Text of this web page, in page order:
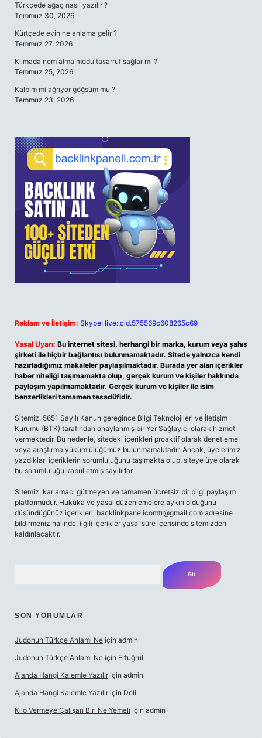
Türkçede ağaç nasıl yazılır ?
Temmuz 30, 2026
Kürtçede evin ne anlama gelir ?
Temmuz 27, 2026
Klimada nem alma modu tasarruf sağlar mı ?
Temmuz 25, 2026
Kalbim mi ağrıyor göğsüm mu ?
Temmuz 23, 2026
Reklam ve İletişim: Skype: live:.cid.575569c608265c69
Yasal Uyarı: Bu internet sitesi, herhangi bir marka, kurum veya şahıs
şirketi ile hiçbir bağlantısı bulunmamaktadır. Sitede yalnızca kendi
hazırladığımız makaleler paylaşılmaktadır. Burada yer alan içerikler
haber niteliği taşımamakta olup, gerçek kurum ve kişiler hakkında
paylaşım yapılmamaktadır. Gerçek kurum ve kişiler ile isim
benzerlikleri tamamen tesadüfidir.
Sitemiz, 5651 Sayılı Kanun gereğince Bilgi Teknolojileri ve İletişim
Kurumu (BTK) tarafından onaylanmış bir Yer Sağlayıcı olarak hizmet
vermektedir. Bu nedenle, sitedeki içerikleri proaktif olarak denetleme
veya araştırma yükümlülüğümüz bulunmamaktadır. Ancak, üyelerimiz
yazdıkları içeriklerin sorumluluğunu taşımakta olup, siteye üye olarak
bu sorumluluğu kabul etmiş sayılırlar.
Sitemiz, kar amacı gütmeyen ve tamamen ücretsiz bir bilgi paylaşım
platformudur. Hukuka ve yasal düzenlemelere aykırı olduğunu
düşündüğünüz içerikleri, backlinkpanelicomtr@gmail.com adresine
bildirmeniz halinde, ilgili içerikler yasal süre içerisinde sitemizden
kaldırılacaktır.
SON YORUMLAR
Judonun Türkçe Anlamı Ne için admin
Judonun Türkçe Anlamı Ne için Ertuğrul
Ajanda Hangi Kalemle Yazılır için admin
Ajanda Hangi Kalemle Yazılır için Deli
Kilo Vermeye Çalışan Biri Ne Yemeli için admin